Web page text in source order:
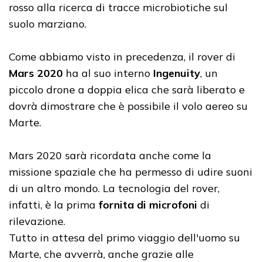
rosso alla ricerca di tracce microbiotiche sul
suolo marziano.
Come abbiamo visto in precedenza, il rover di
Mars 2020 ha al suo interno Ingenuity, un
piccolo drone a doppia elica che sarà liberato e
dovrà dimostrare che è possibile il volo aereo su
Marte.
Mars 2020 sarà ricordata anche come la
missione spaziale che ha permesso di udire suoni
di un altro mondo. La tecnologia del rover,
infatti, è la prima fornita di microfoni di
rilevazione.
Tutto in attesa del primo viaggio dell'uomo su
Marte, che avverrà, anche grazie alle